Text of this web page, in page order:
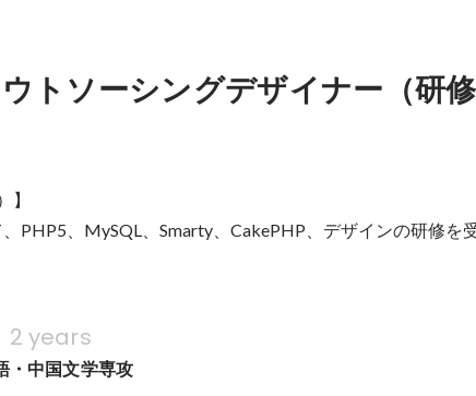
トソーシングデザイナー（研
】
、PHP5、MySQL、Smarty、CakePHP、デザインの研修を
2 years
・中国文学専攻